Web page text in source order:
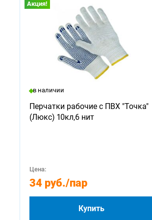
Акция!
в наличии
Перчатки рабочие с ПВХ "Точка"
(Люкс) 10кл,6 нит
Цена:
34 руб./пар
Купить